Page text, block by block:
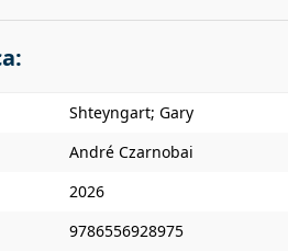
Shteyngart; Gary
André Czarnobai
2026
9786556928975